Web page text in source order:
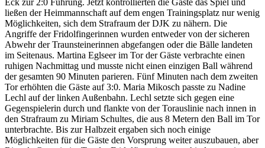
ließen der Heimmannschaft auf dem engen Trainingsplatz nur wenig
Möglichkeiten, sich dem Strafraum der DJK zu nähern. Die
Angriffe der Fridolfingerinnen wurden entweder von der sicheren
Abwehr der Traunsteinerinnen abgefangen oder die Bälle landeten
im Seitenaus. Martina Eglseer im Tor der Gäste verbrachte einen
ruhigen Nachmittag und musste nicht einen einzigen Ball während
der gesamten 90 Minuten parieren. Fünf Minuten nach dem zweiten
Tor erhöhten die Gäste auf 3:0. Maria Mikosch passte zu Nadine
Lechl auf der linken Außenbahn. Lechl setzte sich gegen eine
Gegenspielerin durch und flankte von der Torauslinie nach innen in
den Strafraum zu Miriam Schultes, die aus 8 Metern den Ball im Tor
unterbrachte. Bis zur Halbzeit ergaben sich noch einige
Möglichkeiten für die Gäste den Vorsprung weiter auszubauen, aber